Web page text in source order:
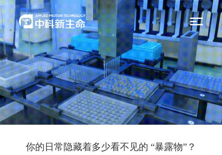
你的日常隐藏着多少看不见的 “暴露物”？